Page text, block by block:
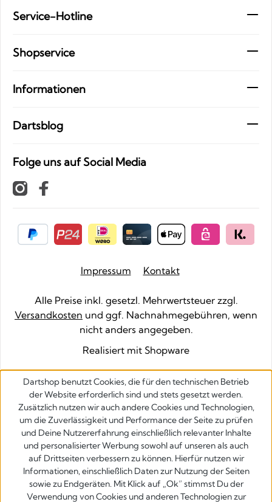
Service-Hotline
Shopservice
Informationen
Dartsblog
Folge uns auf Social Media
Impressum Kontakt
Alle Preise inkl. gesetzl. Mehrwertsteuer zzgl.
Versandkosten und ggf. Nachnahmegebühren, wenn
nicht anders angegeben.
Realisiert mit Shopware
Dartshop benutzt Cookies, die für den technischen Betrieb
der Website erforderlich sind und stets gesetzt werden.
Zusätzlich nutzen wir auch andere Cookies und Technologien,
um die Zuverlässigkeit und Performance der Seite zu prüfen
und Deine Nutzererfahrung einschließlich relevanter Inhalte
und personalisierter Werbung sowohl auf unseren als auch
auf Drittseiten verbessern zu können. Hierfür nutzen wir
Informationen, einschließlich Daten zur Nutzung der Seiten
sowie zu Endgeräten. Mit Klick auf „Ok” stimmst Du der
Verwendung von Cookies und anderen Technologien zur